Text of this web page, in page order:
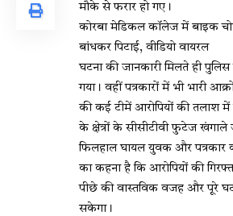
मौके से फरार हो गए।
कोरबा मेडिकल कॉलेज में बाइक
बांधकर पिटाई, वीडियो वायरल
घटना की जानकारी मिलते ही
गया। वहीं पत्रकारों में भी भारी
की कई टीमें आरोपियों की तलाश
के क्षेत्रों के सीसीटीवी फुटेज खंगाले
फिलहाल घायल युवक और पत्रकार
का कहना है कि आरोपियों की
पीछे की वास्तविक वजह और पूरे
सकेगा।